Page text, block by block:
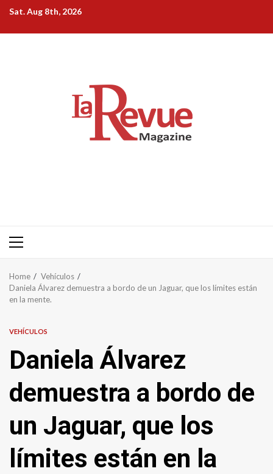
Skip
content
Sat. Aug 8th, 2026
Primary
Home
Vehículos
Daniela Álvarez demuestra a bordo de un Jaguar, que los límites están
en la mente.
VEHÍCULOS
Daniela Álvarez
demuestra a bordo de
un Jaguar, que los
límites están en la